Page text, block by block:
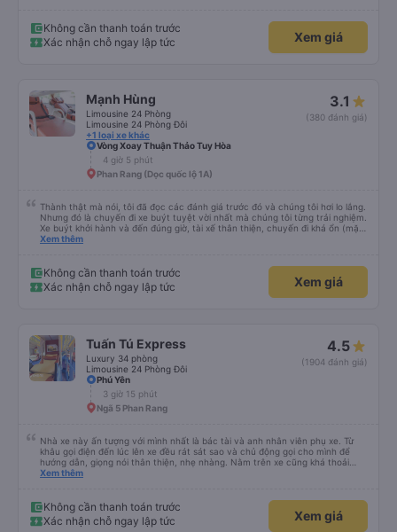
thì chắc chắn quy công ty là nhà xe được yêu thích và lựa chọn số 1 quy
nhơn. rất cảm ơn quý anh chị em cty cũng như chị Thảo đã lắng nghe và
tiếp nhận. " khách hàng thân thiết nhiều năm của nhà xe từ thời sinh viên"
Không cần thanh toán trước
Xác nhận chỗ ngay lập tức
Xem giá
Mạnh Hùng
Limousine 24 Phòng
Limousine 24 Phòng Đôi
+1 loại xe khác
3.1
(380 đánh giá)
Vòng Xoay Thuận Thảo Tuy Hòa
4 giờ 5 phút
Phan Rang (Dọc quốc lộ 1A)
Thành thật mà nói, tôi đã đọc các đánh giá trước đó và chúng tôi hơi lo lắng.
Nhưng đó là chuyến đi xe buýt tuyệt vời nhất mà chúng tôi từng trải nghiệm.
Xe buýt khởi hành và đến đúng giờ, tài xế thân thiện, chuyến đi khá ổn (mặc
dù vẫn hơi xóc, nhưng đó là đặc trưng của Việt Nam ^^), và chỗ ngồi thoải
Xem thêm
Không cần thanh toán trước
Xác nhận chỗ ngay lập tức
Xem giá
Tuấn Tú Express
Luxury 34 phòng
Limousine 24 Phòng Đôi
4.5
(1904 đánh giá)
Phú Yên
3 giờ 15 phút
Ngã 5 Phan Rang
Nhà xe này ấn tượng với mình nhất là bác tài và anh nhân viên phụ xe. Từ
khâu gọi điện đến lúc lên xe đều rát sát sao và chủ động gọi cho mình để
hướng dẫn, giọng nói thân thiện, nhẹ nhàng. Nằm trên xe cũng khá thoải
mái, chăn nệm nước suối đầy đủ. Chuyến xe của mình hầu hết là các cô bác
nhưng các anh hướng dẫn mình xuống ở đây không có ma nào dám chở đâu
( vì đây là địa bàn của thế lực xe ôm ngầm, dân chơi cỏ kẹo ke...) Và thế là
mình được chở xuống Ngã 3 thành , nơi sáng sủa an toàn hơn. Một Chuyến
Xem thêm
Không cần thanh toán trước
Xác nhận chỗ ngay lập tức
Xem giá